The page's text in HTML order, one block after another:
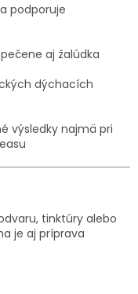
a podporuje
aj žalúdka
dýchacích
výsledky najmä pri
tinktúry alebo
je aj príprava